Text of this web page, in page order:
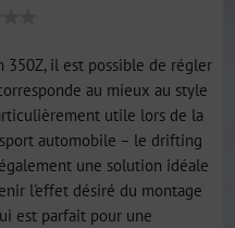
350Z, il est possible de régler
au mieux au style
utile lors de la
automobile – le drifting
une solution idéale
l'effet désiré du montage
est parfait pour une